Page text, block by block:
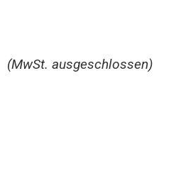
(MwSt. ausgeschlossen)